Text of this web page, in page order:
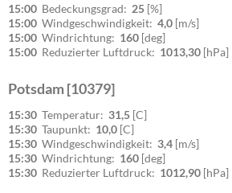
15:00 Bedeckungsgrad: 25 [%]
15:00 Windgeschwindigkeit: 4,0 [m/s]
15:00 Windrichtung: 160 [deg]
15:00 Reduzierter Luftdruck: 1013,30 [hPa]
Potsdam [10379]
15:30 Temperatur: 31,5 [C]
15:30 Taupunkt: 10,0 [C]
15:30 Windgeschwindigkeit: 3,4 [m/s]
15:30 Windrichtung: 160 [deg]
15:30 Reduzierter Luftdruck: 1012,90 [hPa]